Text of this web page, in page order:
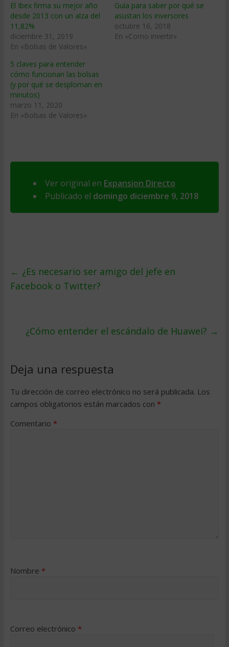
El Ibex firma su mejor año
desde 2013 con un alza del
11,82%
diciembre 31, 2019
En «Bolsas de Valores»
Guía para saber por qué se
asustan los inversores
octubre 16, 2018
En «Como invertir»
5 claves para entender
cómo funcionan las bolsas
(y por qué se desploman en
minutos)
marzo 11, 2020
En «Bolsas de Valores»
Ver original en Expansion Directo
Publicado el domingo diciembre 9, 2018
← ¿Es necesario ser amigo del jefe en
Facebook o Twitter?
¿Cómo entender el escándalo de Huawei? →
Deja una respuesta
Tu dirección de correo electrónico no será publicada. Los
campos obligatorios están marcados con *
Comentario *
Nombre *
Correo electrónico *